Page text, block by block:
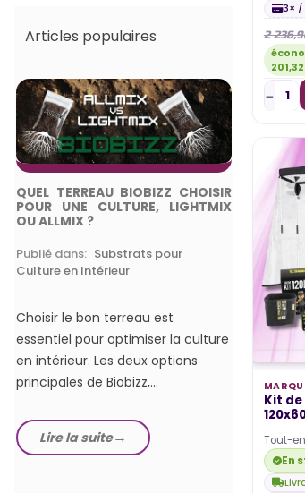
3× /
2
Kit
Tout-
en
En
Articles populaires
QUEL TERREAU BIOBIZZ CHOISIR
POUR UNE CULTURE, LIGHTMIX
OU ALLMIX ?
Publié dans: Substrats pour
Culture en Intérieur
Choisir le bon terreau est
essentiel pour optimiser la culture
en intérieur. Les deux options
principales de Biobizz,...
Lire la suite
2024
Publié
LEDs
Dans
de